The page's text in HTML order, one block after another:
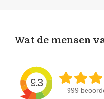
Wat de mensen
9.3
999